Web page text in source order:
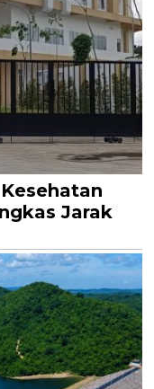
Jarak